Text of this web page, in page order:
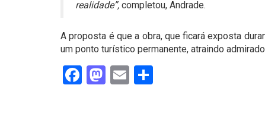
realidade”, completou, Andrade.
A proposta é que a obra, que ficará exposta
um ponto turístico permanente, atraindo
Facebook
Mastodon
Email